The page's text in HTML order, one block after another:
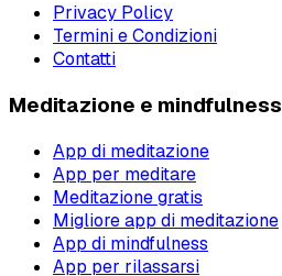
Privacy Policy
Termini e Condizioni
Contatti
Meditazione e mindfulness
App di meditazione
App per meditare
Meditazione gratis
Migliore app di meditazione
App di mindfulness
App per rilassarsi